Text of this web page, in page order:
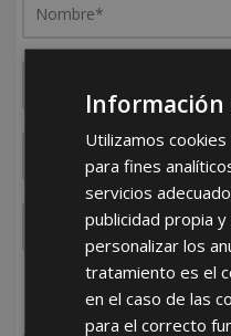
¿De
España
Información
Utilizamos
para fines
servicios
publicidad propia
personalizar los
tratamiento es el
en el caso de las
para el correcto